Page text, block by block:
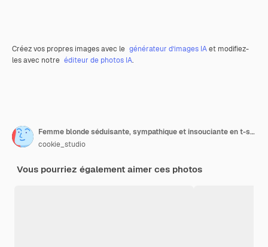
Créez vos propres images avec le générateur d’images IAet modifiez-
les avec notre éditeur de photos IA.
Femme blonde séduisante, sympathique et insouciante en t-shirt orange, le pantalon lève la paume et agite la main dans un geste de salutation, souriant joyeusement, dit bonjour ou bonjour, vous souhaite la bienvenue ou un invité, fond blanc
cookie_studio
Vous pourriez également aimer ces photos